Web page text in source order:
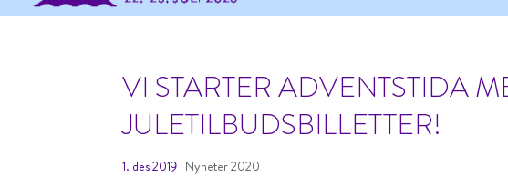
VI STARTER ADVENTSTIDA
JULETILBUDSBILLETTER!
1. des 2019 | Nyheter 2020